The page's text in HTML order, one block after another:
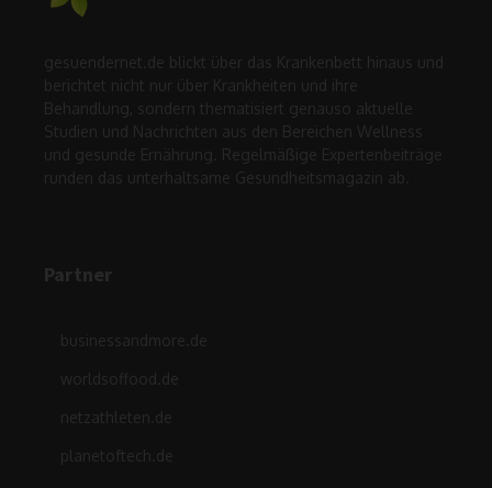
gesuendernet.de blickt über das Krankenbett hinaus und
berichtet nicht nur über Krankheiten und ihre
Behandlung, sondern thematisiert genauso aktuelle
Studien und Nachrichten aus den Bereichen Wellness
und gesunde Ernährung. Regelmäßige Expertenbeiträge
runden das unterhaltsame Gesundheitsmagazin ab.
Partner
businessandmore.de
worldsoffood.de
netzathleten.de
planetoftech.de